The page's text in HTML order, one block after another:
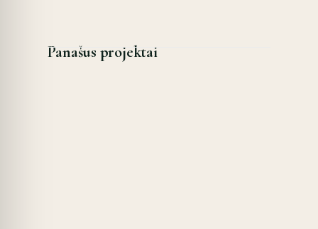
Panašus projektai